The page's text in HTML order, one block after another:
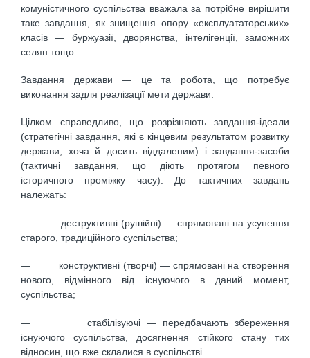
комуністичного суспільства вважала за потрібне вирішити
таке завдання, як знищення опору «експлуататорських»
класів — буржуазії, дворянства, інтелігенції, заможних
селян тощо.
Завдання держави — це та робота, що потребує
виконання задля реалізації мети держави.
Цілком справедливо, що розрізняють завдання-ідеали
(стратегічні завдання, які є кінцевим результатом розвитку
держави, хоча й досить віддаленим) і завдання-засоби
(тактичні завдання, що діють протягом певного
історичного проміжку часу). До тактичних завдань
належать:
— деструктивні (рушійні) — спрямовані на усунення
старого, традиційного суспільства;
— конструктивні (творчі) — спрямовані на створення
нового, відмінного від існуючого в даний момент,
суспільства;
— стабілізуючі — передбачають збереження
існуючого суспільства, досягнення стійкого стану тих
відносин, що вже склалися в суспільстві.